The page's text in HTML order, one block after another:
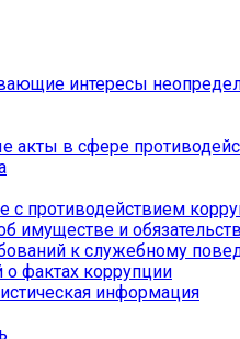
интересы
в сфере
противодействием
имуществе и
к служебному
о фактах коррупции
информация